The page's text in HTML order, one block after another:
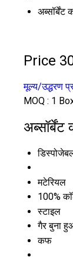
अब्सॉर्बेंट
Price
मूल्य/उद्धरण
MOQ : 1
अब्सॉर्बेंट
मटेरियल
100%
स्टाइल
गैर बुना
कफ